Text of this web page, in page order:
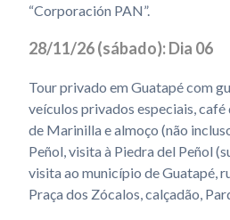
“Corporación PAN”.
28/11/26 (sábado): Dia 06
Tour privado em Guatapé com
veículos privados especiais, café
de Marinilla e almoço (não
Peñol, visita à Piedra del Peñol
visita ao município de Guatapé,
Praça dos Zócalos, calçadão,